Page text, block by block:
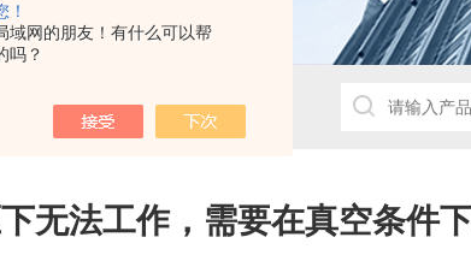
！
域网的朋友！有什么可以帮
吗？
要在真空条件下进行分析
无法工作，需要在真空条件